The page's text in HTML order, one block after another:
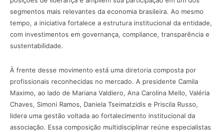
segmentos mais relevantes da economia brasileira. Ao mesmo
tempo, a iniciativa fortalece a estrutura institucional da entidade,
com investimentos em governança, compliance, transparência e
sustentabilidade.
À frente desse movimento está uma diretoria composta por
profissionais reconhecidas no mercado. A presidente Camila
Maximo, ao lado de Mariana Valdiero, Ana Carolina Mello, Valéria
Chaves, Simoni Ramos, Daniela Tseimatzidis e Priscila Russo,
lidera uma gestão voltada ao fortalecimento institucional da
associação. Essa composição multidisciplinar reúne especialistas